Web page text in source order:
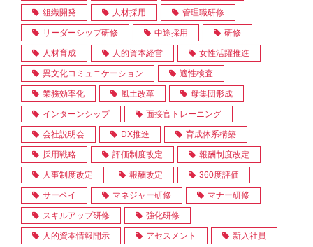
組織開発 人材採用 管理職研修
リーダーシップ研修 中途採用 研修
人材育成 人的資本経営 女性活躍推進
異文化コミュニケーション 適性検査
業務効率化 風土改革 母集団形成
インターンシップ 面接官トレーニング
会社説明会 DX推進 育成体系構築
採用戦略 評価制度改定 報酬制度改定
人事制度改定 報酬改定 360度評価
サーベイ マネジャー研修 マナー研修
スキルアップ研修 強化研修
人的資本情報開示 アセスメント 新入社員